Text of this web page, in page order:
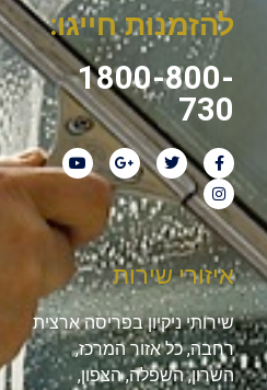
להזמנות חייגו:
1800-800-
730
איזורי שירות
שירותי ניקיון בפריסה ארצית
רחבה, כל אזור המרכז,
השרון, השפלה, הצפון,